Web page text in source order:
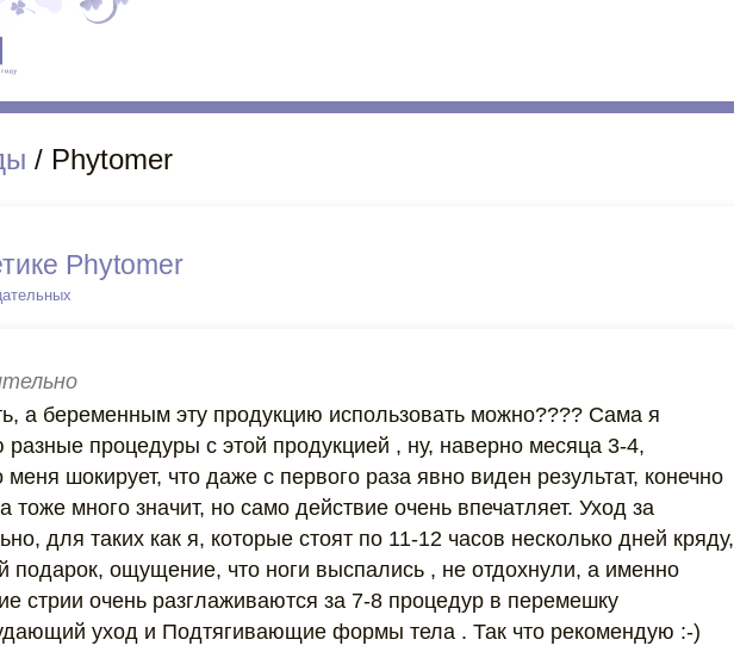
/ Phytomer
Phytomer
а беременным эту продукцию использовать можно???? Сама я
процедуры с этой продукцией , ну, наверно месяца 3-4,
шокирует, что даже с первого раза явно виден результат, конечно
тоже много значит, но само действие очень впечатляет. Уход за
для таких как я, которые стоят по 11-12 часов несколько дней кряду,
подарок, ощущение, что ноги выспались , не отдохнули, а именно
стрии очень разглаживаются за 7-8 процедур в перемешку
уход и Подтягивающие формы тела . Так что рекомендую :-)